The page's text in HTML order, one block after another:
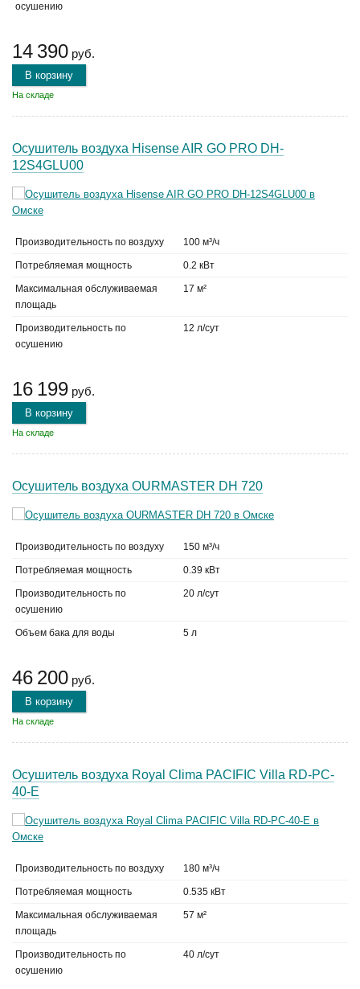
осушению
14 390 руб.
В корзину
На складе
Осушитель воздуха Hisense AIR GO PRO DH-
12S4GLU00
Производительность по воздуху 100 м³/ч
Потребляемая мощность 0.2 кВт
Максимальная обслуживаемая
площадь
17 м²
Производительность по
осушению
12 л/сут
16 199 руб.
В корзину
На складе
Осушитель воздуха OURMASTER DH 720
Производительность по воздуху 150 м³/ч
Потребляемая мощность 0.39 кВт
Производительность по
осушению
20 л/сут
Объем бака для воды 5 л
46 200 руб.
В корзину
На складе
Осушитель воздуха Royal Clima PACIFIC Villa RD-PC-
40-E
Производительность по воздуху 180 м³/ч
Потребляемая мощность 0.535 кВт
Максимальная обслуживаемая
площадь
57 м²
Производительность по
осушению
40 л/сут